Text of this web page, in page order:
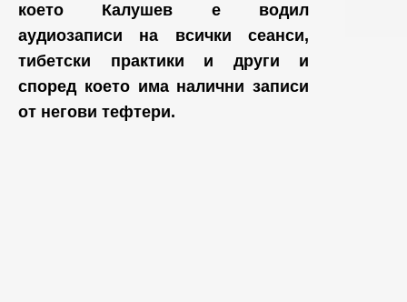
което Калушев е водил
аудиозаписи на всички сеанси,
тибетски практики и други и
според което има налични записи
от негови тефтери.